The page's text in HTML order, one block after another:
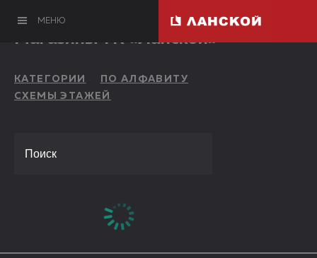
МЕНЮ
Магазины ТК «Ланской»
КАТЕГОРИИ
ПО АЛФАВИТУ
СХЕМЫ ЭТАЖЕЙ